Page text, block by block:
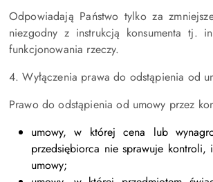
Odpowiadają Państwo tylko za
niezgodny z instrukcją konsumenta tj.
funkcjonowania rzeczy.
4. Wyłączenia prawa do odstąpienia od
Prawo do odstąpienia od umowy przez
umowy, w której cena lub
przedsiębiorca nie sprawuje
umowy;